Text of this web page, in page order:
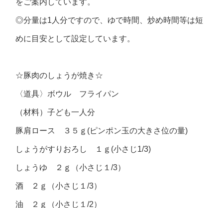
をご案内しています。
◎分量は1人分ですので、ゆで時間、炒め時間等は短
めに目安として設定しています。
☆豚肉のしょうが焼き☆
〈道具〉ボウル フライパン
（材料）子ども一人分
豚肩ロース ３５ｇ(ピンポン玉の大きさ位の量)
しょうがすりおろし １ｇ(小さじ1/3)
しょうゆ ２ｇ（小さじ１/3）
酒 ２ｇ（小さじ１/3）
油 ２ｇ（小さじ１/2）